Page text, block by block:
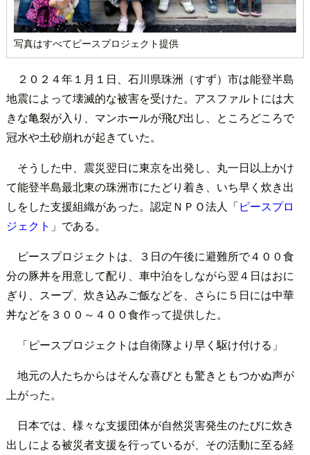
写真はすべてピースプロジェクト提供
２０２４年１月１日、石川県珠洲（すず）市は能登半島
地震によって壊滅的な被害を受けた。アスファルトには大
きな亀裂が入り、マンホールが飛び出し、ところどころで
冠水や土砂崩れが起きていた。
そうした中、震災翌日に東京を出発し、丸一日以上かけ
て能登半島最北東の珠洲市にたどり着き、いち早く炊き出
しをした支援組織があった。認定ＮＰＯ法人「ピースプロ
ジェクト 」である。
ピースプロジェクトは、３日の午後に避難所で４００食
分の豚丼を用意して配り、車中泊をしながら翌４日はおに
ぎり、スープ、炊き込みご飯などを、さらに５日には中華
丼などを３００～４００食作って提供した。
「ピースプロジェクトは自衛隊より早く駆け付ける」
地元の人たちからはそんな喜びとも驚きともつかぬ声が
上がった。
日本では、様々な支援団体が自然災害発生のたびに炊き
出しによる被災者支援を行っているが、その活動に至る経